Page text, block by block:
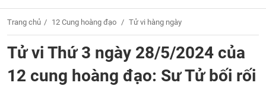
Trang chủ 12 Cung hoàng đạo Tử vi hàng ngày
Tử vi Thứ 3 ngày 28/5/2024 của
12 cung hoàng đạo: Sư Tử bối rối